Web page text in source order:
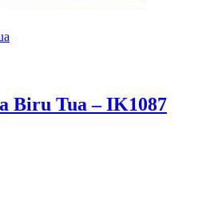
Biru Tua – IK1087